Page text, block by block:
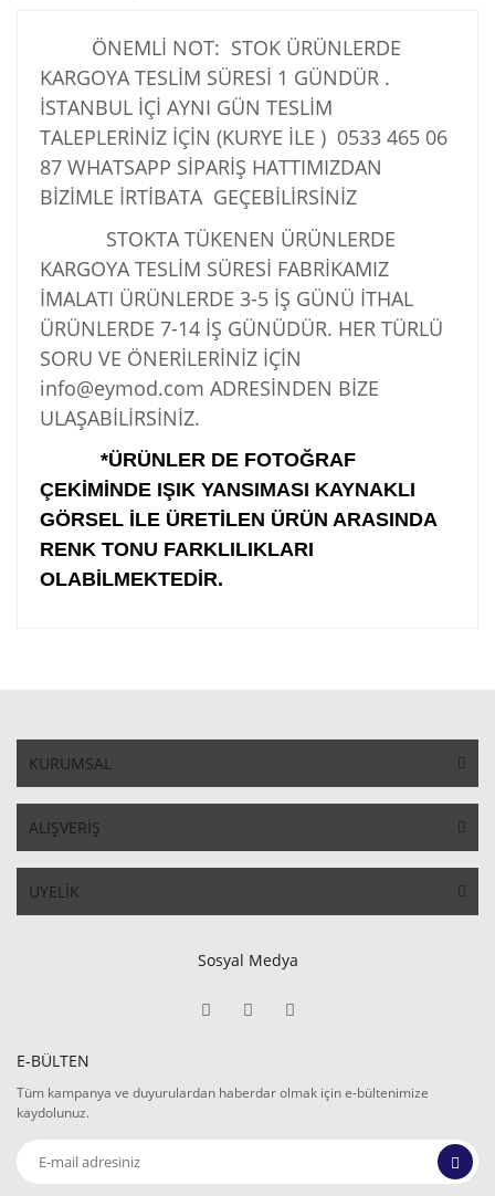
ÖNEMLİ NOT: STOK ÜRÜNLERDE
KARGOYA TESLİM SÜRESİ 1 GÜNDÜR .
İSTANBUL İÇİ AYNI GÜN TESLİM
TALEPLERİNİZ İÇİN (KURYE İLE ) 0533 465 06
87 WHATSAPP SİPARİŞ HATTIMIZDAN
BİZİMLE İRTİBATA GEÇEBİLİRSİNİZ
STOKTA TÜKENEN ÜRÜNLERDE
KARGOYA TESLİM SÜRESİ FABRİKAMIZ
İMALATI ÜRÜNLERDE 3-5 İŞ GÜNÜ İTHAL
ÜRÜNLERDE 7-14 İŞ GÜNÜDÜR. HER TÜRLÜ
SORU VE ÖNERİLERİNİZ İÇİN
info@eymod.com ADRESİNDEN BİZE
ULAŞABİLİRSİNİZ.
*ÜRÜNLER DE FOTOĞRAF
ÇEKİMİNDE IŞIK YANSIMASI KAYNAKLI
GÖRSEL İLE ÜRETİLEN ÜRÜN ARASINDA
RENK TONU FARKLILIKLARI
OLABİLMEKTEDİR.
KURUMSAL
ALIŞVERİŞ
ÜYELİK
Sosyal Medya
E-BÜLTEN
Tüm kampanya ve duyurulardan haberdar olmak için e-bültenimize
kaydolunuz.